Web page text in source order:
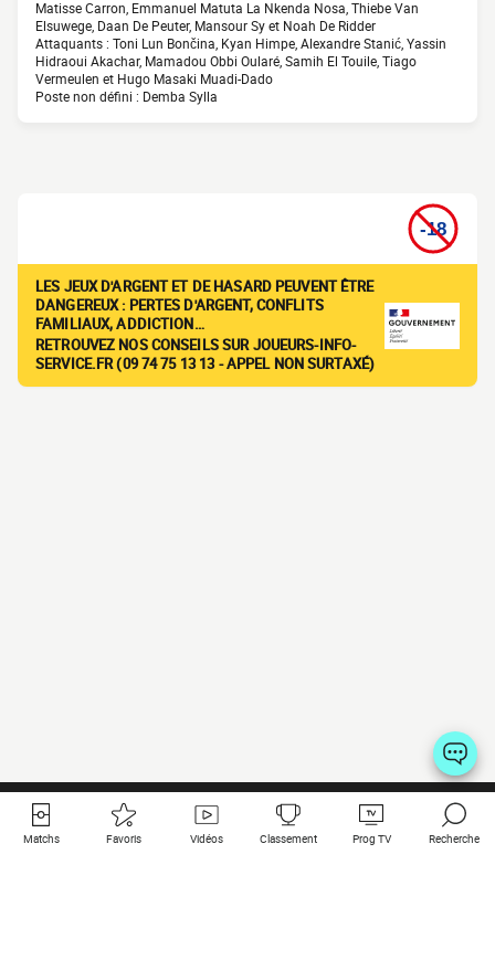
Matisse Carron, Emmanuel Matuta La Nkenda Nosa, Thiebe Van
Elsuwege, Daan De Peuter, Mansour Sy et Noah De Ridder
Attaquants : Toni Lun Bončina, Kyan Himpe, Alexandre Stanić, Yassin
Hidraoui Akachar, Mamadou Obbi Oularé, Samih El Touile, Tiago
Vermeulen et Hugo Masaki Muadi-Dado
Poste non défini : Demba Sylla
LES JEUX D'ARGENT ET DE HASARD PEUVENT ÊTRE
DANGEREUX : PERTES D'ARGENT, CONFLITS
FAMILIAUX, ADDICTION…
RETROUVEZ NOS CONSEILS SUR JOUEURS-INFO-
SERVICE.FR (09 74 75 13 13 - APPEL NON SURTAXÉ)
Matchs Favoris Vidéos Classement Prog TV Recherche